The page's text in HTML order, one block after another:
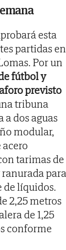
esta
partidas en
Por un
fútbol y
previsto
tribuna
a dos aguas
modular,
tarimas de
para
de líquidos.
2,25 metros
de 1,25
conforme